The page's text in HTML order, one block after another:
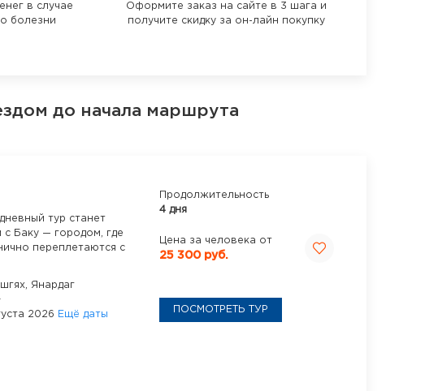
в случае
болезни
Оформите заказ на сайте в 3 шага и
получите скидку за он-лайн покупку
до начала маршрута
тур станет
с Баку — городом, где
переплетаются с
Янардаг
2026 Ещё даты
Продолжительность
4 дня
Цена за человека от
25 300 руб.
ПОСМОТРЕТЬ ТУР